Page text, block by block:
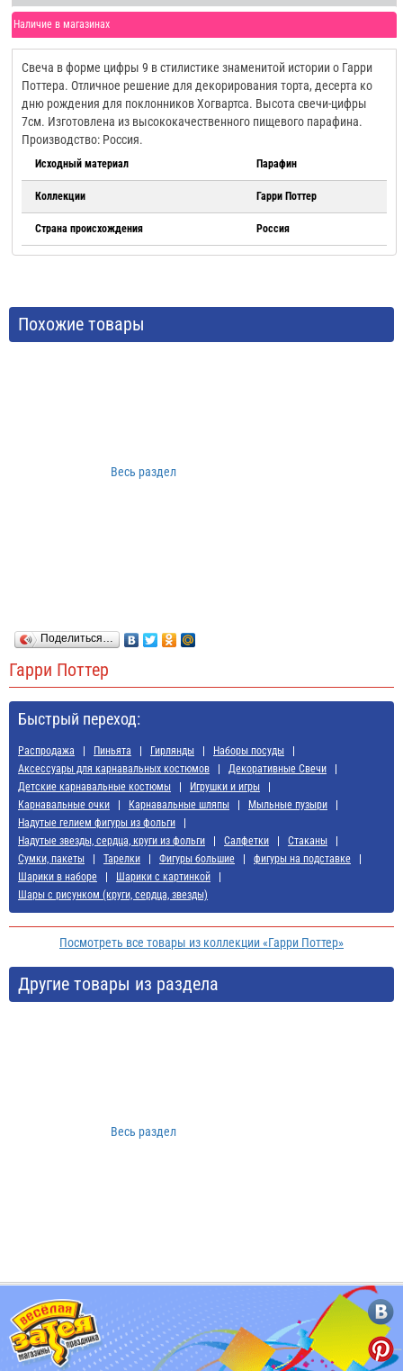
Наличие в магазинах
Свеча в форме цифры 9 в стилистике знаменитой истории о Гарри
Поттера. Отличное решение для декорирования торта, десерта ко
дню рождения для поклонников Хогвартса. Высота свечи-цифры
7см. Изготовлена из высококачественного пищевого парафина.
Производство: Россия.
Исходный материал Парафин
Коллекции Гарри Поттер
Страна происхождения Россия
Похожие товары
Весь раздел
Поделиться…
Гарри Поттер
Быстрый переход:
Распродажа Пиньята Гирлянды
Наборы посуды
Аксессуары для карнавальных костюмов
Декоративные Свечи
Детские карнавальные костюмы
Игрушки и игры
Карнавальные очки
Карнавальные шляпы
Мыльные пузыри
Надутые гелием фигуры из фольги
Надутые звезды, сердца, круги из фольги
Салфетки
Стаканы
Сумки, пакеты
Тарелки Фигуры большие
фигуры на подставке
Шарики в наборе
Шарики с картинкой
Шары с рисунком (круги, сердца, звезды)
Посмотреть все товары из коллекции «Гарри Поттер»
Другие товары из раздела
Весь раздел